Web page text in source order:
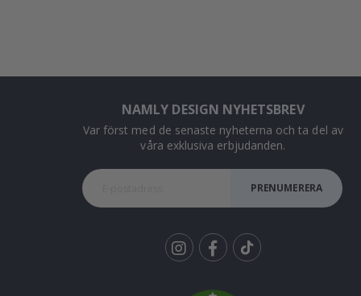
NAMLY DESIGN NYHETSBREV
Var först med de senaste nyheterna och ta del av
våra exklusiva erbjudanden.
PRENUMERERA